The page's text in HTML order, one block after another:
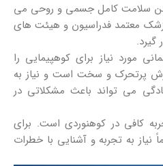
سلامت کامل جسمی و روحی می‌
معتمد فدراسیون و هیئت‌ های
گیرد.
مورد نیاز برای کوهپیمایی را
پرتحرک و سخت است و نیاز به
می‌ تواند باعث مشکلاتی در
کافی در کوهنوردی است. برای
به تجربه و آشنایی با خطرات